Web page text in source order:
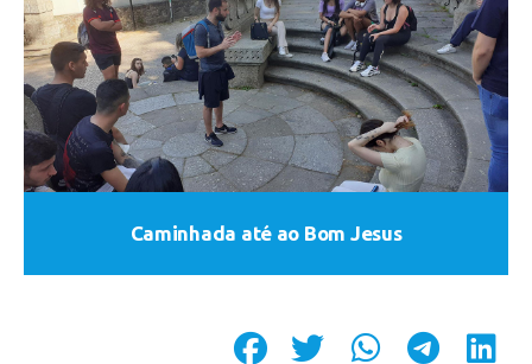
Caminhada até ao Bom Jesus